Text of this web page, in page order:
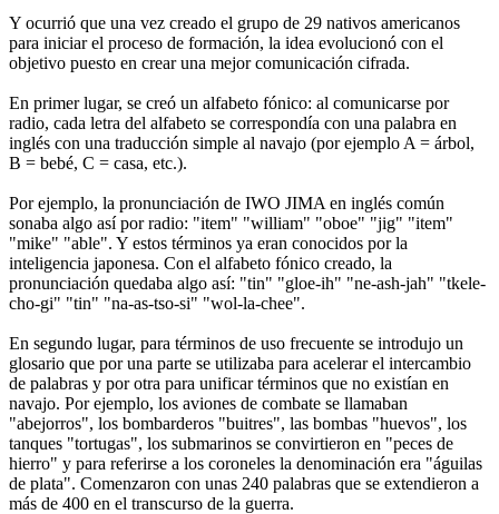
Y ocurrió que una vez creado el grupo de 29 nativos americanos
para iniciar el proceso de formación, la idea evolucionó con el
objetivo puesto en crear una mejor comunicación cifrada.
En primer lugar, se creó un alfabeto fónico: al comunicarse por
radio, cada letra del alfabeto se correspondía con una palabra en
inglés con una traducción simple al navajo (por ejemplo A = árbol,
B = bebé, C = casa, etc.).
Por ejemplo, la pronunciación de IWO JIMA en inglés común
sonaba algo así por radio: "item" "william" "oboe" "jig" "item"
"mike" "able". Y estos términos ya eran conocidos por la
inteligencia japonesa. Con el alfabeto fónico creado, la
pronunciación quedaba algo así: "tin" "gloe-ih" "ne-ash-jah" "tkele-
cho-gi" "tin" "na-as-tso-si" "wol-la-chee".
En segundo lugar, para términos de uso frecuente se introdujo un
glosario que por una parte se utilizaba para acelerar el intercambio
de palabras y por otra para unificar términos que no existían en
navajo. Por ejemplo, los aviones de combate se llamaban
"abejorros", los bombarderos "buitres", las bombas "huevos", los
tanques "tortugas", los submarinos se convirtieron en "peces de
hierro" y para referirse a los coroneles la denominación era "águilas
de plata". Comenzaron con unas 240 palabras que se extendieron a
más de 400 en el transcurso de la guerra.